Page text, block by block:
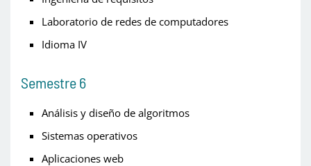
Laboratorio de redes de computadores
Idioma IV
Semestre 6
Análisis y diseño de algoritmos
Sistemas operativos
Aplicaciones web